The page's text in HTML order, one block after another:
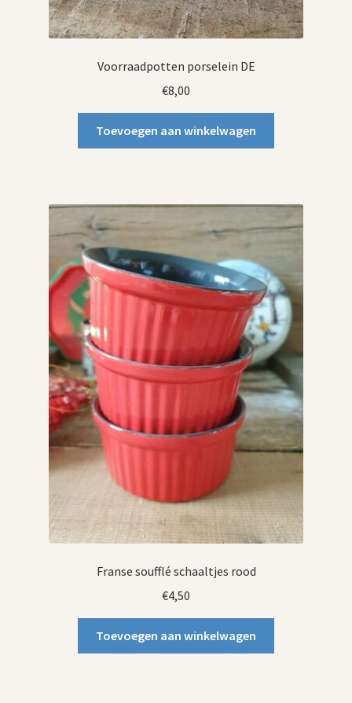
Voorraadpotten porselein DE
€8,00
Toevoegen aan winkelwagen
Franse soufflé schaaltjes rood
€4,50
Toevoegen aan winkelwagen